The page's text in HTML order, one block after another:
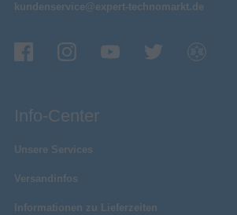
kundenservice@expert-technomarkt.de
Info-Center
Unsere Services
Versandinfos
Informationen zu Lieferzeiten